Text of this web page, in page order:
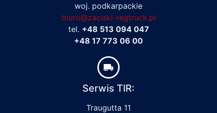
woj. podkarpackie
biuro@zaciski-regtruck.pl
tel. +48 513 094 047
+48 17 773 06 00
Serwis TIR:
Traugutta 11